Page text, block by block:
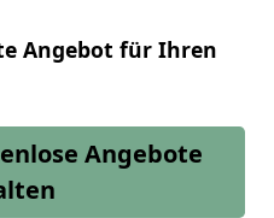
Angebot für Ihren
Angebote